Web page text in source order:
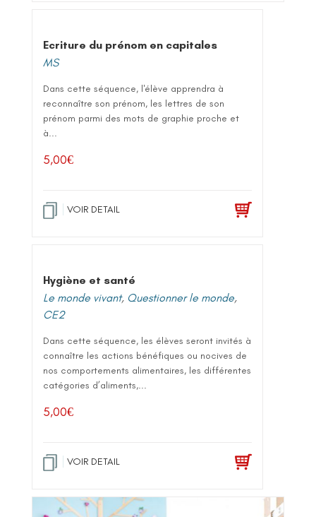
Ecriture du prénom en capitales
MS
Dans cette séquence, l'élève apprendra à
reconnaître son prénom, les lettres de son
prénom parmi des mots de graphie proche et
à...
5,00€
VOIR DETAIL
Hygiène et santé
Le monde vivant, Questionner le monde,
CE2
Dans cette séquence, les élèves seront invités à
connaître les actions bénéfiques ou nocives de
nos comportements alimentaires, les différentes
catégories d’aliments,...
5,00€
VOIR DETAIL